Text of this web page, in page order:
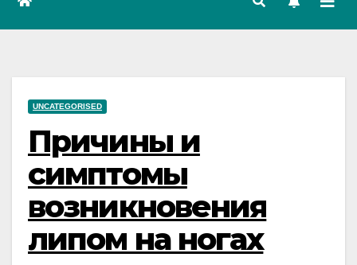
UNCATEGORISED
Причины и
симптомы
возникновения
липом на ногах